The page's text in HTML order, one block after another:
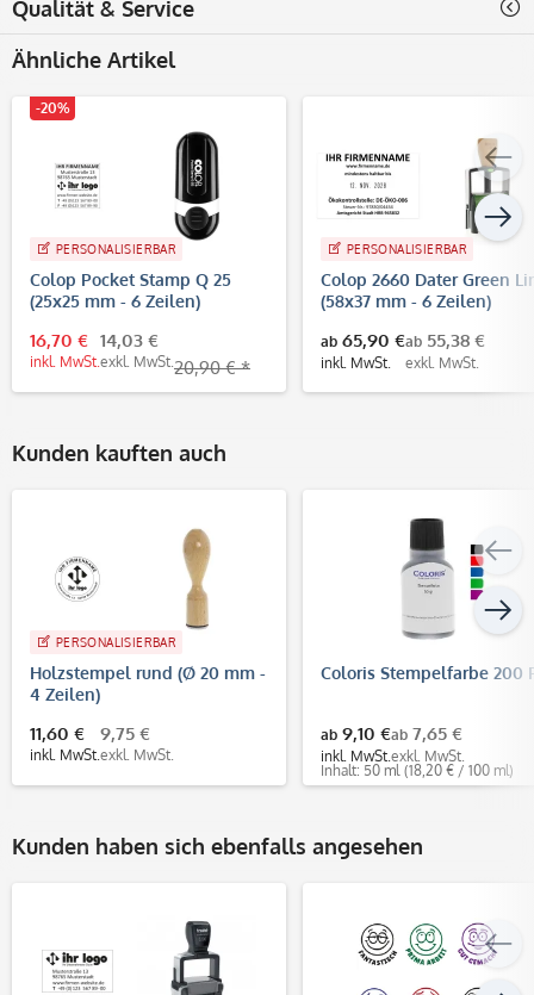
Qualität & Service
Ähnliche Artikel
-20%
PERSONALISIERBAR
Colop Pocket Stamp Q 25
(25x25 mm - 6 Zeilen)
16,70 €
inkl. MwSt.
14,03 €
exkl. MwSt. 20,90 € *
PERSONALISIERBAR
Colop 2660 Dater Green
(58x37 mm - 6 Zeilen)
ab 65,90 €
inkl. MwSt.
ab 55,38 €
exkl. MwSt.
Kunden kauften auch
PERSONALISIERBAR
Holzstempel rund (Ø 20 mm -
4 Zeilen)
11,60 €
inkl. MwSt.
9,75 €
exkl. MwSt.
Coloris Stempelfarbe 200
ab 9,10 €
inkl. MwSt.
ab 7,65 €
exkl. MwSt.
Inhalt: 50 ml (18,20 € / 100 ml)
Kunden haben sich ebenfalls angesehen